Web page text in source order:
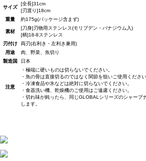
サイズ
[全長]31cm
[刃渡り]18cm
重量
約175g(パッケージ含まず)
素材
[刀身]刃物用ステンレス(モリブデン・バナジウム入)
[柄]18-8ステンレス
刃付け
両刃(右利き・左利き兼用)
用途
肉、野菜、魚切り
製造国
日本
注意
・極端に硬いものは切らないでください。
・魚の骨は直接切るのではなく関節を狙いご使用ください
・冷凍食品や氷などは絶対に切らないでください。
・食器洗い機、乾燥機のご使用はご遠慮ください。
・切れ味が鈍ったら、同じGLOBALシリーズのシャープ
します。